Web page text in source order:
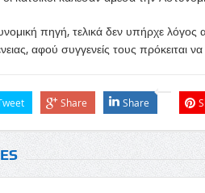
πηγή, τελικά δεν υπήρχε λόγος
αφού συγγενείς τους πρόκειται
Share Share